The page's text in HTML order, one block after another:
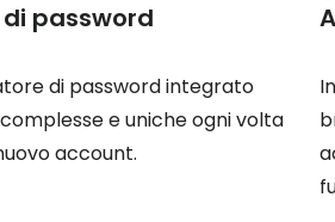
password
di password integrato
e uniche ogni volta
account.